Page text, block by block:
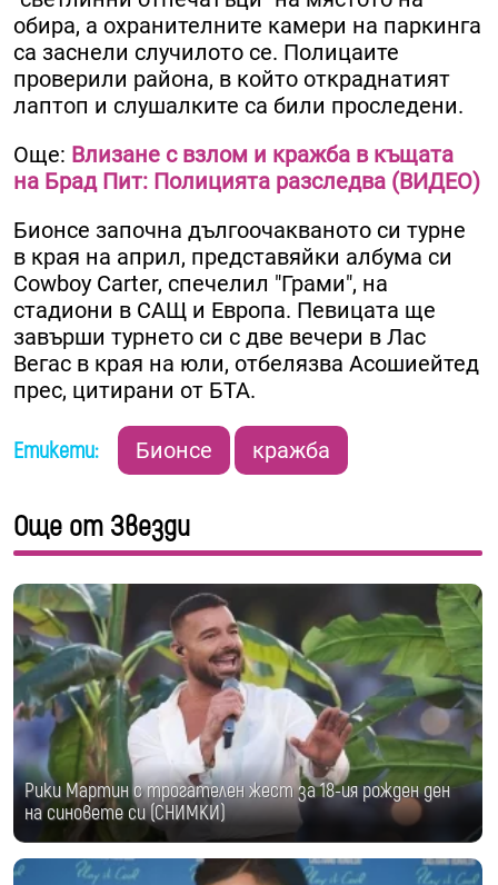
обира, а охранителните камери на паркинга
са заснели случилото се. Полицаите
проверили района, в който откраднатият
лаптоп и слушалките са били проследени.
Още: Влизане с взлом и кражба в къщата
на Брад Пит: Полицията разследва (ВИДЕО)
Бионсе започна дългоочакваното си турне
в края на април, представяйки албума си
Cowboy Carter, спечелил "Грами", на
стадиони в САЩ и Европа. Певицата ще
завърши турнето си с две вечери в Лас
Вегас в края на юли, отбелязва Асошиейтед
прес, цитирани от БТА.
Етикети: Бионсе кражба
Още от Звезди
Рики Мартин с трогателен жест за 18-ия рожден ден
на синовете си (СНИМКИ)